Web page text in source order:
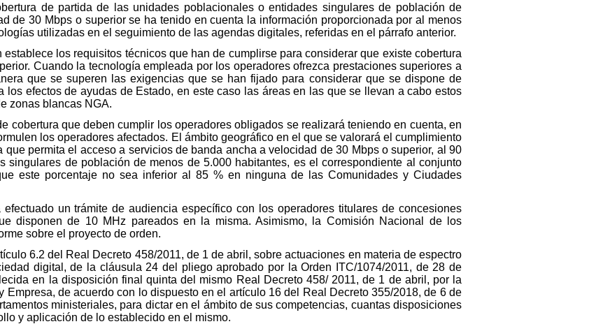
de partida de las unidades poblacionales o entidades singulares de población de
de 30 Mbps o superior se ha tenido en cuenta la información proporcionada por al menos
utilizadas en el seguimiento de las agendas digitales, referidas en el párrafo anterior.
los requisitos técnicos que han de cumplirse para considerar que existe cobertura
Cuando la tecnología empleada por los operadores ofrezca prestaciones superiores a
que se superen las exigencias que se han fijado para considerar que se dispone de
los efectos de ayudas de Estado, en este caso las áreas en las que se llevan a cabo estos
zonas blancas NGA.
cobertura que deben cumplir los operadores obligados se realizará teniendo en cuenta, en
los operadores afectados. El ámbito geográfico en el que se valorará el cumplimiento
permita el acceso a servicios de banda ancha a velocidad de 30 Mbps o superior, al 90
singulares de población de menos de 5.000 habitantes, es el correspondiente al conjunto
este porcentaje no sea inferior al 85 % en ninguna de las Comunidades y Ciudades
un trámite de audiencia específico con los operadores titulares de concesiones
disponen de 10 MHz pareados en la misma. Asimismo, la Comisión Nacional de los
sobre el proyecto de orden.
6.2 del Real Decreto 458/2011, de 1 de abril, sobre actuaciones en materia de espectro
digital, de la cláusula 24 del pliego aprobado por la Orden ITC/1074/2011, de 28 de
en la disposición final quinta del mismo Real Decreto 458/ 2011, de 1 de abril, por la
de acuerdo con lo dispuesto en el artículo 16 del Real Decreto 355/2018, de 6 de
ministeriales, para dictar en el ámbito de sus competencias, cuantas disposiciones
y aplicación de lo establecido en el mismo.